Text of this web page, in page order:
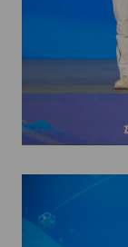
Adatbank